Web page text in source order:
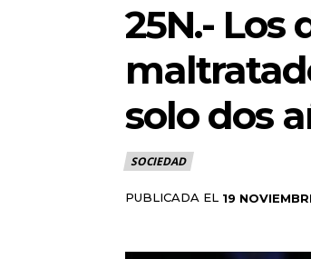
25N.- Los
solo dos
SOCIEDAD
PUBLICADA EL 19